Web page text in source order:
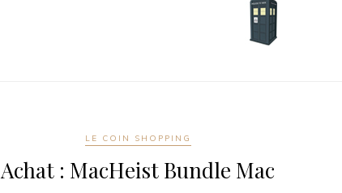
LE COIN SHOPPING
Achat : MacHeist Bundle Mac